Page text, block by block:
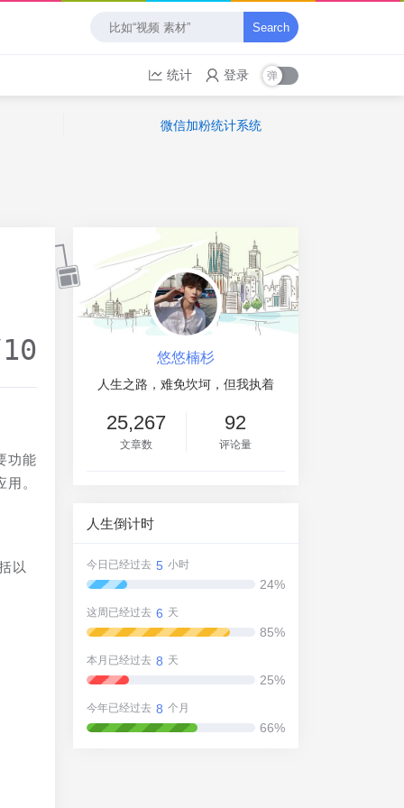
Search
统计 登录
微信加粉统计系统
功能
。
以
悠悠楠杉
人生之路，难免坎坷，但我执着
25,267
文章数
92
评论量
人生倒计时
今日已经过去 5 小时
24%
这周已经过去 6 天
85%
本月已经过去 8 天
25%
今年已经过去 8 个月
66%